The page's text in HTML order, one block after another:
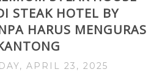
STEAK HOTEL BY
HARUS MENGURAS
APRIL 23, 2025